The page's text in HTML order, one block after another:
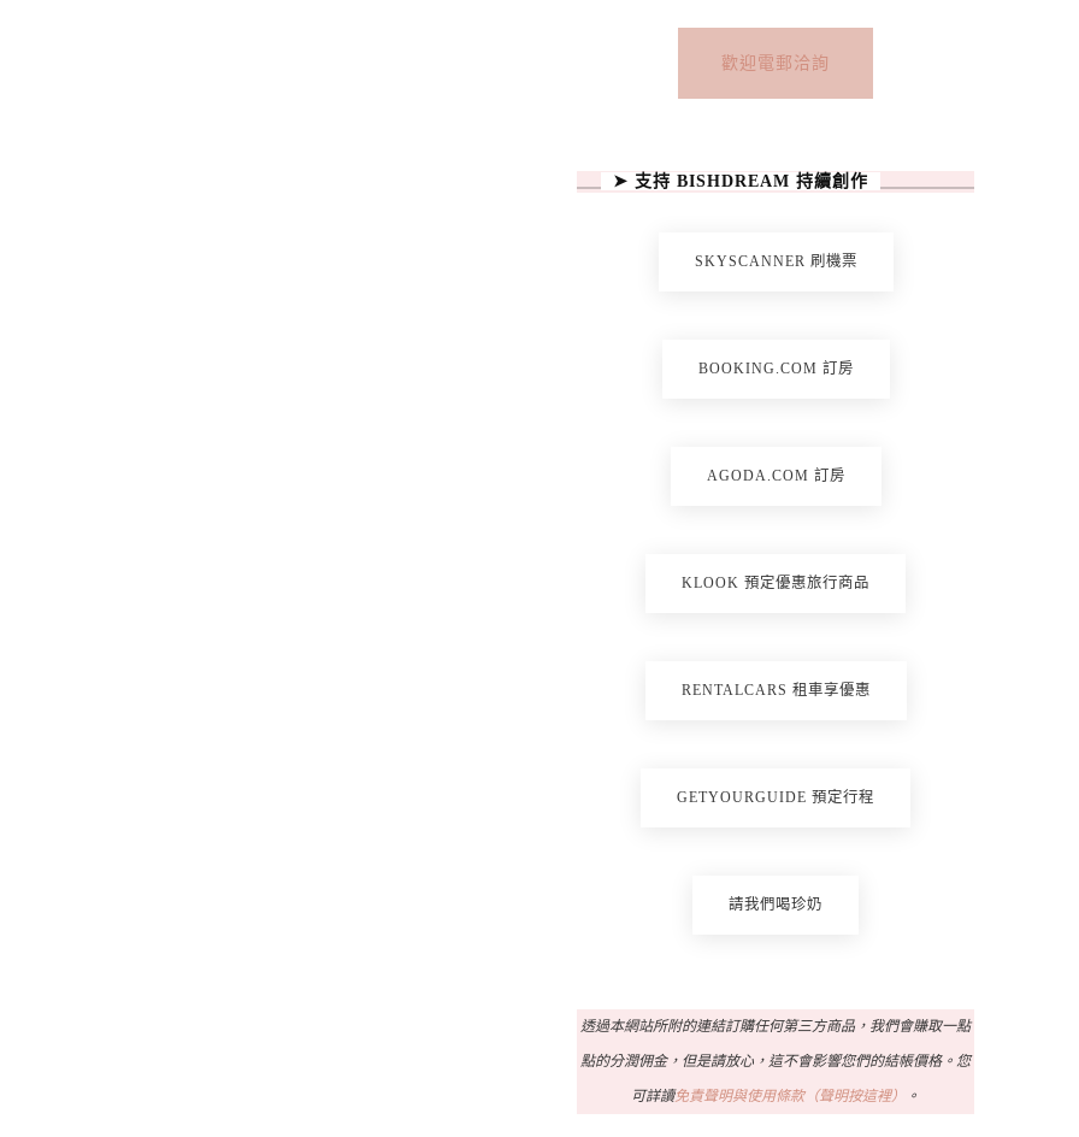
歡迎電郵洽詢
➤ 支持 BISHDREAM 持續創作
SKYSCANNER 刷機票
BOOKING.COM 訂房
AGODA.COM 訂房
KLOOK 預定優惠旅行商品
RENTALCARS 租車享優惠
GETYOURGUIDE 預定行程
請我們喝珍奶
透過本網站所附的連結訂購任何第三方商品，我們會賺取一點
點的分潤佣金，但是請放心，這不會影響您們的結帳價格。您
可詳讀免責聲明與使用條款（聲明按這裡） 。